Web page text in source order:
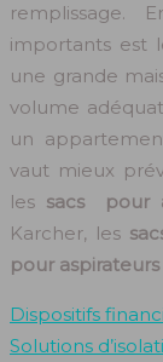
remplissage.
importants est
une grande
volume
un
vaut mieux
les sacs pour
Karcher, les
pour
Dispositifs
Solutions